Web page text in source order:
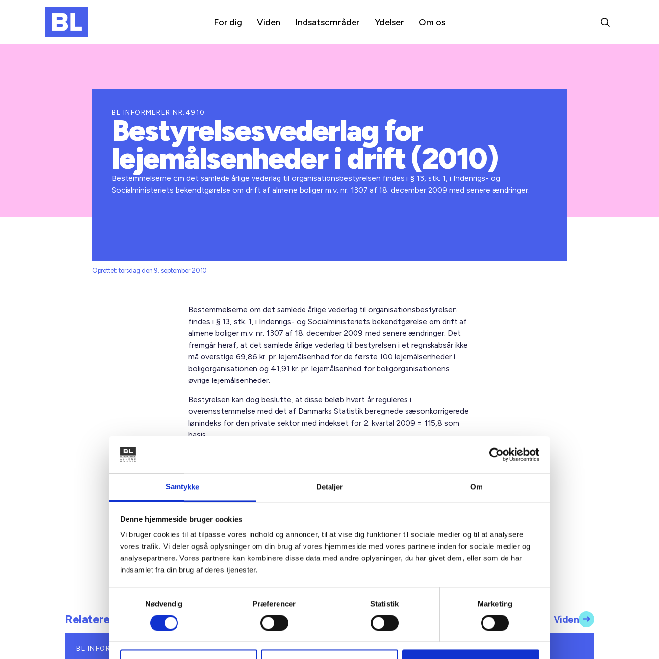
Samtykke Detaljer Om
Denne hjemmeside bruger cookies
Vi bruger cookies til at tilpasse vores indhold og annoncer, til at vise dig funktioner til sociale medier og til at analysere
vores trafik. Vi deler også oplysninger om din brug af vores hjemmeside med vores partnere inden for sociale medier og
analysepartnere. Vores partnere kan kombinere disse data med andre oplysninger, du har givet dem, eller som de har
indsamlet fra din brug af deres tjenester.
Nødvendig
Præferencer Statistik Marketing
For dig Viden Indsatsområder Ydelser Om os
BL INFORMERER NR.4910
Bestyrelsesvederlag for
lejemålsenheder i drift (2010)
Bestemmelserne om det samlede årlige vederlag til organisationsbestyrelsen findes i § 13, stk. 1, i Indenrigs- og
Socialministeriets bekendtgørelse om drift af almene boliger m.v. nr. 1307 af 18. december 2009 med senere ændringer.
Oprettet: torsdag den 9. september 2010
Bestemmelserne om det samlede årlige vederlag til organisationsbestyrelsen
findes i § 13, stk. 1, i Indenrigs- og Socialministeriets bekendtgørelse om drift af
almene boliger m.v. nr. 1307 af 18. december 2009 med senere ændringer. Det
fremgår heraf, at det samlede årlige vederlag til bestyrelsen i et regnskabsår ikke
må overstige 69,86 kr. pr. lejemålsenhed for de første 100 leje­målsenheder i
boligorganisationen og 41,91 kr. pr. lejemålsenhed for boligorganisationens
øvrige lejemålsenheder.
Bestyrelsen kan dog beslutte, at disse beløb hvert år reguleres i
overensstemmelse med det af Danmarks Statistik beregnede sæsonkorrigerede
lønindeks for den private sektor med indekset for 2. kvartal 2009 = 115,8 som
basis.
Ovennævnte 69,86 og 41,91 kr. bliver ved regulering i overensstemmelse
Bent Madsen / Keld Adsbøl
Relateret indhold Viden
BL INFORMERER BL INFORMERER BL INFORMERER